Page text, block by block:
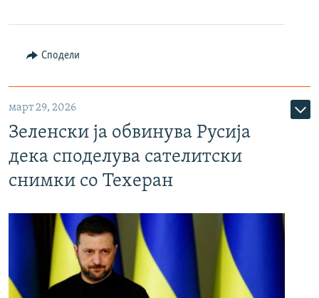
Сподели
март 29, 2026
Зеленски ја обвинува Русија
дека споделува сателитски
снимки со Техеран